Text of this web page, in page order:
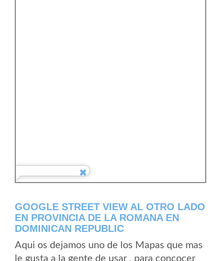
GOOGLE STREET VIEW AL OTRO LADO
EN PROVINCIA DE LA ROMANA EN
DOMINICAN REPUBLIC
Aqui os dejamos uno de los Mapas que mas
le gusta a la gente de usar , para concocer